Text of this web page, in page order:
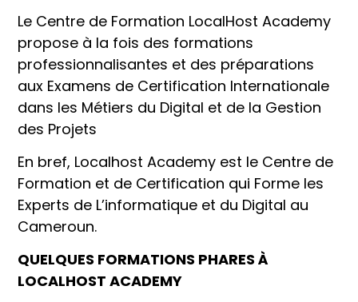
Le Centre de Formation LocalHost Academy
propose à la fois des formations
professionnalisantes et des préparations
aux Examens de Certification Internationale
dans les Métiers du Digital et de la Gestion
des Projets
En bref, Localhost Academy est le Centre de
Formation et de Certification qui Forme les
Experts de L’informatique et du Digital au
Cameroun.
QUELQUES FORMATIONS PHARES À
LOCALHOST ACADEMY